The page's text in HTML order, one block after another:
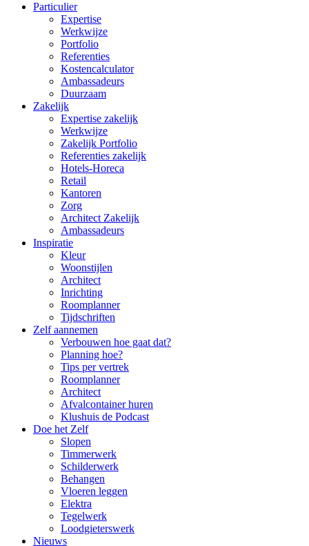
Particulier
Expertise
Werkwijze
Portfolio
Referenties
Kostencalculator
Ambassadeurs
Duurzaam
Zakelijk
Expertise zakelijk
Werkwijze
Zakelijk Portfolio
Referenties zakelijk
Hotels-Horeca
Retail
Kantoren
Zorg
Architect Zakelijk
Ambassadeurs
Inspiratie
Kleur
Woonstijlen
Architect
Inrichting
Roomplanner
Tijdschriften
Zelf aannemen
Verbouwen hoe gaat dat?
Planning hoe?
Tips per vertrek
Roomplanner
Architect
Afvalcontainer huren
Klushuis de Podcast
Doe het Zelf
Slopen
Timmerwerk
Schilderwerk
Behangen
Vloeren leggen
Elektra
Tegelwerk
Loodgieterswerk
Nieuws